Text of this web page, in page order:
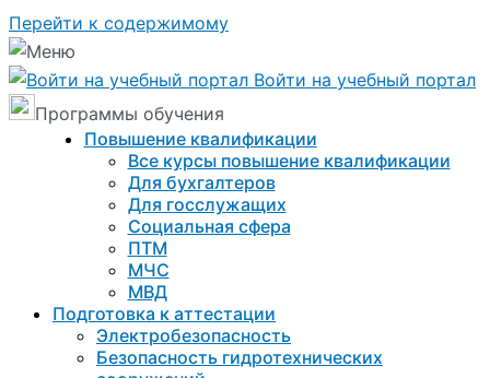
Перейти к содержимому
Войти на учебный портал
Программы обучения
Повышение квалификации
Все курсы повышение квалификации
Для бухгалтеров
Для госслужащих
Социальная сфера
ПТМ
МЧС
МВД
Подготовка к aттестации
Электробезопасность
Безопасность гидротехнических